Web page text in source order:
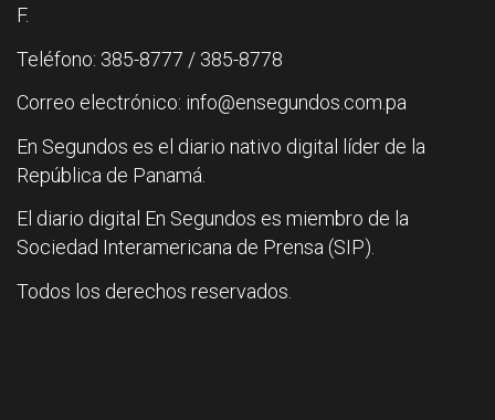
F.
Teléfono: 385-8777 / 385-8778
Correo electrónico: info@ensegundos.com.pa
En Segundos es el diario nativo digital líder de la
República de Panamá.
El diario digital En Segundos es miembro de la
Sociedad Interamericana de Prensa (SIP).
Todos los derechos reservados.